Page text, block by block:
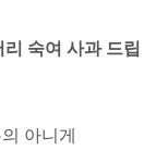
숙여 사과 드립
아니게